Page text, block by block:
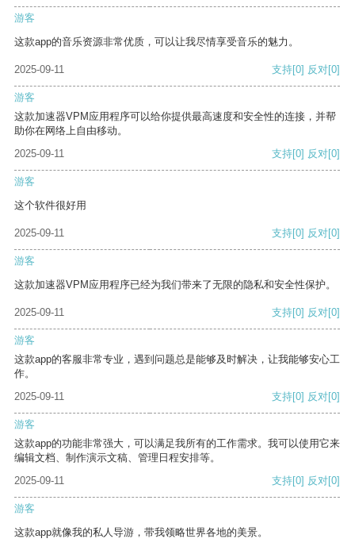
游客
这款app的音乐资源非常优质，可以让我尽情享受音乐的魅力。
2025-09-11 支持[0] 反对[0]
游客
这款加速器VPM应用程序可以给你提供最高速度和安全性的连接，并帮
助你在网络上自由移动。
2025-09-11
支持[0] 反对[0]
游客
这个软件很好用
2025-09-11 支持[0] 反对[0]
游客
这款加速器VPM应用程序已经为我们带来了无限的隐私和安全性保护。
2025-09-11 支持[0] 反对[0]
游客
这款app的客服非常专业，遇到问题总是能够及时解决，让我能够安心工
作。
2025-09-11
支持[0] 反对[0]
游客
这款app的功能非常强大，可以满足我所有的工作需求。我可以使用它来
编辑文档、制作演示文稿、管理日程安排等。
2025-09-11
支持[0] 反对[0]
游客
这款app就像我的私人导游，带我领略世界各地的美景。